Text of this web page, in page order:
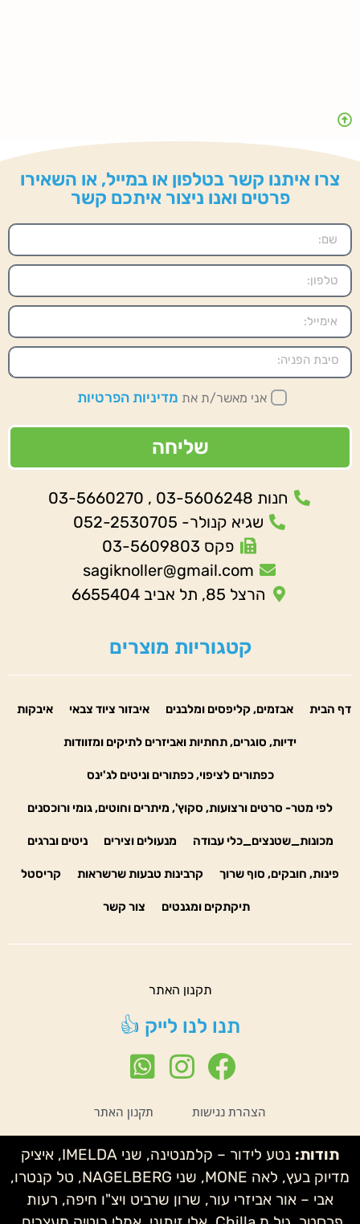
צרו איתנו קשר בטלפון או במייל, או השאירו
פרטים ואנו ניצור איתכם קשר
אני מאשר/ת את מדיניות הפרטיות
שליחה
חנות 03-5606248 , 03-5660270
שגיא קנולר- 052-2530705
פקס 03-5609803
sagiknoller@gmail.com
הרצל 85, תל אביב 6655404
קטגוריות מוצרים
דף הבית אבזמים, קליפסים ומלבנים איבזור ציוד צבאי איבקות
ידיות, סוגרים, תחתיות ואביזרים לתיקים ומזוודות
כפתורים לציפוי, כפתורים וניטים לג'ינס
לפי מטר- סרטים ורצועות, סקוץ', מיתרים וחוטים, גומי ורוכסנים
מכונות_שטנצים_כלי עבודה מנעולים וצירים ניטים וברגים
פינות, חובקים, סוף שרוך קרבינות טבעות שרשראות קריסטל
תיקתקים ומגנטים צור קשר
תקנון האתר
תנו לנו לייק 👍
הצהרת נגישות תקנון האתר
תודות:
נטע לידור – קלמנטינה, שני IMELDA, איציק
מדיוק בעץ, לאה MONE, שני NAGELBERG, טל קנטרו,
אבי – אור אביזרי עור, שרון שרביט ויצ"ו חיפה, רעות